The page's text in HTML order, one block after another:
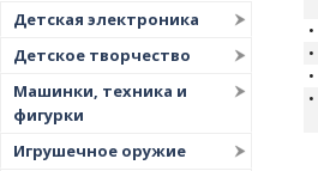
Детская электроника
Детское творчество
Машинки, техника и
фигурки
Игрушечное оружие